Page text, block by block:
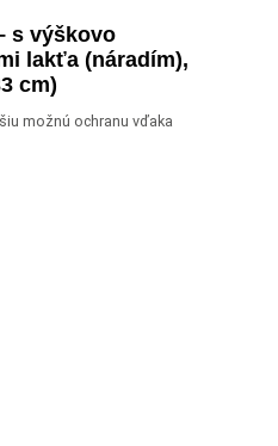
s výškovo
lakťa (náradím),
cm)
možnú ochranu vďaka